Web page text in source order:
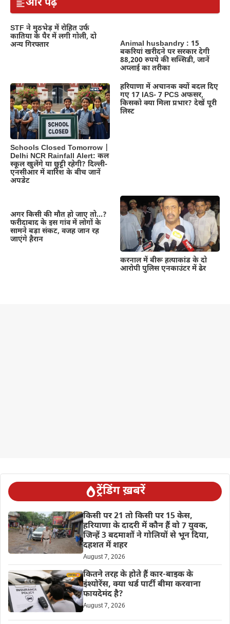
और पढ़ें
STF ने मुठभेड़ में रोहित उर्फ
कातिया के पैर में लगी गोली, दो
अन्य गिरफ्तार
Animal husbandry : 15
बकरियां खरीदने पर सरकार देगी
88,200 रुपये की सब्सिडी, जानें
अप्लाई का तरीका
Schools Closed Tomorrow |
Delhi NCR Rainfall Alert: कल
स्कूल खुलेंगे या छुट्टी रहेगी? दिल्ली-
एनसीआर में बारिश के बीच जानें
अपडेट
हरियाणा में अचानक क्यों बदल दिए
गए 17 IAS- 7 PCS अफसर,
किसको क्या मिला प्रभार? देखें पूरी
लिस्ट
अगर किसी की मौत हो जाए तो…?
फरीदाबाद के इस गांव में लोगों के
सामने बड़ा संकट, वजह जान रह
जाएंगे हैरान
करनाल में बीरू हत्याकांड के दो
आरोपी पुलिस एनकाउंटर में ढेर
ट्रेंडिंग ख़बरें
किसी पर 21 तो किसी पर 15 केस,
हरियाणा के दादरी में कौन हैं वो 7 युवक,
जिन्हें 3 बदमाशों ने गोलियों से भून दिया,
दहशत में शहर
August 7, 2026
कितने तरह के होते हैं कार-बाइक के
इंश्योरेंस, क्या थर्ड पार्टी बीमा करवाना
फायदेमंद है?
August 7, 2026